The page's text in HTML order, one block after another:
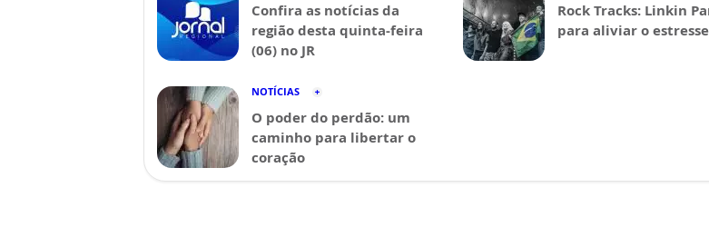
Confira as notícias da
região desta quinta-feira
(06) no JR
Rock Tracks: Linkin
para aliviar o
NOTÍCIAS
O poder do perdão: um
caminho para libertar o
coração